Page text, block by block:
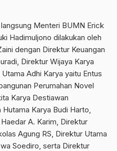
Menteri BUMN Erick
Hadimuljono dilakukan oleh
dengan Direktur Keuangan
Direktur Wijaya Karya
Adhi Karya yaitu Entus
Perumahan Novel
Karya Destiawan
Karya Budi Harto,
A. Karim, Direktur
Agung RS, Direktur Utama
Soediro, serta Direktur